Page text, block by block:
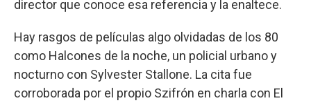
director que conoce esa referencia y la enaltece.
Hay rasgos de películas algo olvidadas de los 80
como Halcones de la noche, un policial urbano y
nocturno con Sylvester Stallone. La cita fue
corroborada por el propio Szifrón en charla con El